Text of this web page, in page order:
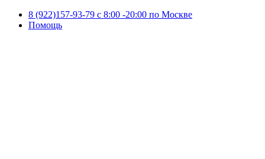
8 (922)157-93-79 c 8:00 -20:00 по Москве
Помощь